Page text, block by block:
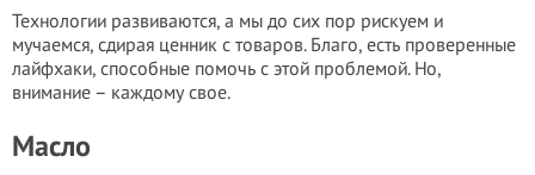
Технологии развиваются, а мы до сих пор рискуем и
мучаемся, сдирая ценник с товаров. Благо, есть проверенные
лайфхаки, способные помочь с этой проблемой. Но,
внимание – каждому свое.
Масло